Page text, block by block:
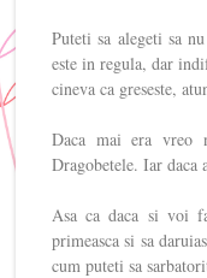
Puteti sa alegeti sa
este in regula, dar
cineva ca greseste,
Daca mai era vreo
Dragobetele. Iar daca
Asa ca daca si voi
primeasca si sa
cum puteti sa